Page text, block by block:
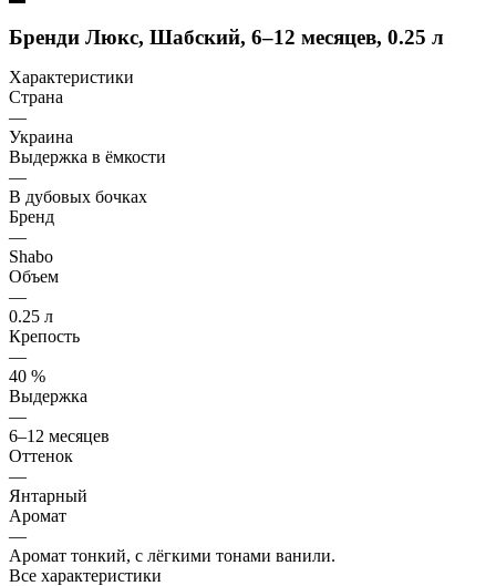
Бренди Люкс, Шабский, 6–12 месяцев, 0.25 л
Характеристики
Страна
—
Украина
Выдержка в ёмкости
—
В дубовых бочках
Бренд
—
Shabo
Объем
—
0.25 л
Крепость
—
40 %
Выдержка
—
6–12 месяцев
Оттенок
—
Янтарный
Аромат
—
Аромат тонкий, с лёгкими тонами ванили.
Все характеристики